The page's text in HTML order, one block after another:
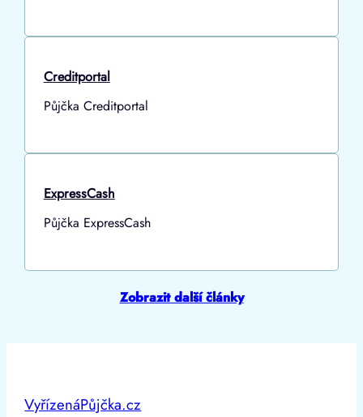
Creditportal
Půjčka Creditportal
ExpressCash
Půjčka ExpressCash
Zobrazit další články
VyřízenáPůjčka.cz